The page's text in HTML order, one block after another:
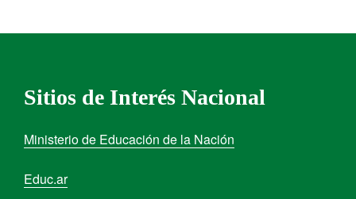
Sitios de Interés Nacional
Ministerio de Educación de la Nación
Educ.ar